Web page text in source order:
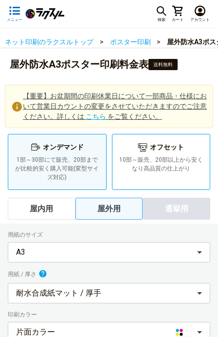
メニュー 検索 カート アカウント
ネット印刷のラクスルトップ ポスター印刷 屋外防水A3ポ
屋外防水A3ポスター印刷料金表 送料無料
【重要】お盆期間の印刷休業日について一部商品・仕様にお
いて営業日カウントの変更をさせていただきますのでご注意
ください。詳しくは こちら をご覧ください。
オンデマンド
1部～30部にて販売、20部まで
が比較的安く購入可能(変型サイ
オフセット
10部～販売、20部以上から安く
屋内用 屋外用 選挙用
用紙のサイズ
A3
用紙 / 厚さ
耐水合成紙マット / 厚手
印刷カラー
片面カラー